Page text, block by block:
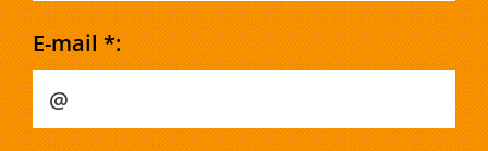
E-mail *: